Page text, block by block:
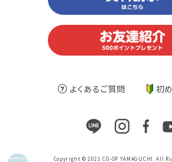
よくあるご質問 初
Copyright © 2021 CO-OP YAMAGUCHI. All